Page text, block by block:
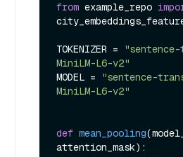
from example_repo
TOKENIZER =
MiniLM-L6-v2"
MODEL =
"sentence-
MiniLM-L6-v2"
def mean_pooling(
attention_mask):